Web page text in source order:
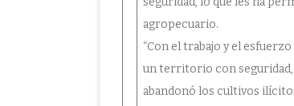
agropecuario.
“Con el trabajo y el
un territorio con seguridad,
abandonó los cultivos